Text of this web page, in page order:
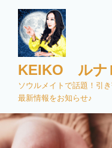
ッ
プ
KEIKO ルナ
ソウルメイトで話題！引
最新情報をお知らせ♪